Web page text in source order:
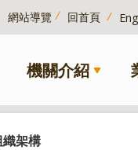
網站導覽 回首頁
機關介紹
織架構